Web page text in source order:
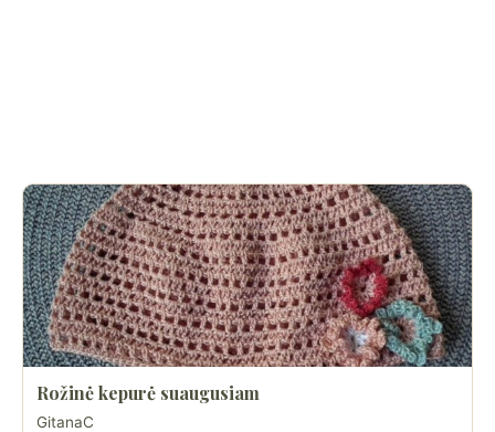
Rožinė kepurė suaugusiam
GitanaC